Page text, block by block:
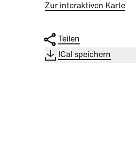
Zur interaktiven Karte
Teilen
ICal speichern